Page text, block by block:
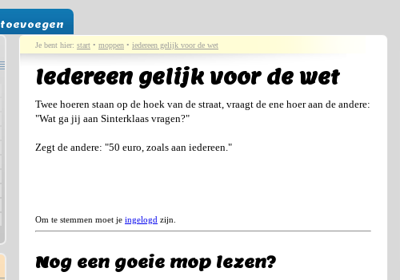
toevoegen
Je bent hier: start • moppen • iedereen gelijk voor de wet
Iedereen gelijk voor de wet
Twee hoeren staan op de hoek van de straat, vraagt de ene hoer aan de andere:
"Wat ga jij aan Sinterklaas vragen?"
Zegt de andere: "50 euro, zoals aan iedereen."
Om te stemmen moet je ingelogd zijn.
Nog een goeie mop lezen?